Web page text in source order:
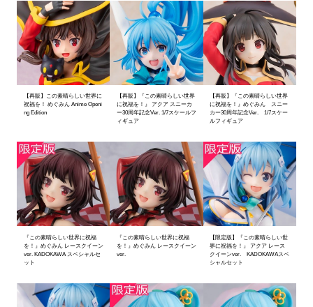
【再販】この素晴らしい世界に
祝福を！ めぐみん Anime Openi
ng Edition
【再販】『この素晴らしい世界
に祝福を！』 アクア スニーカ
ー30周年記念Ver. 1/7スケールフ
ィギュア
【再販】『この素晴らしい世界
に祝福を！』めぐみん スニー
カー30周年記念Ver. 1/7スケー
ルフィギュア
『この素晴らしい世界に祝福
を！』めぐみん レースクイーン
ver. KADOKAWA スペシャルセ
ット
『この素晴らしい世界に祝福
を！』めぐみん レースクイーン
ver.
【限定版】『この素晴らしい世
界に祝福を！』 アクア レース
クイーンver. KADOKAWAスペ
シャルセット